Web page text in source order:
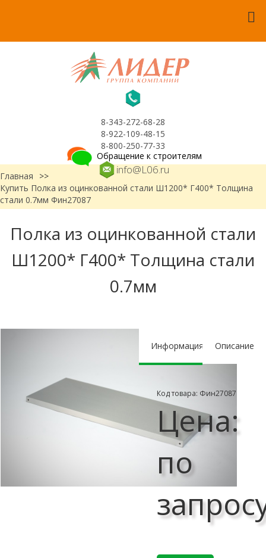
8-343-272-68-28
8-922-109-48-15
8-800-250-77-33
info@L06.ru
Обращение к строителям
Главная
>>
Купить Полка из оцинкованной стали Ш1200* Г400* Толщина
стали 0.7мм Фин27087
Полка из оцинкованной стали
Ш1200* Г400* Толщина стали
0.7мм
Информация Описание
Код товара: Фин27087
Цена:
по